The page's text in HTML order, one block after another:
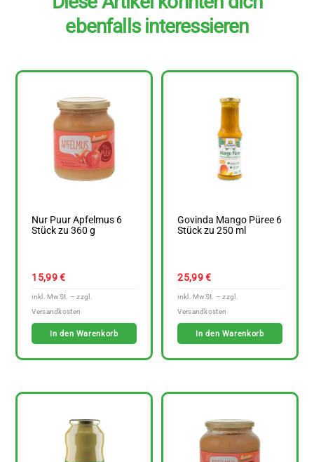
ebenfalls interessieren
Nur Puur Apfelmus 6
Stück zu 360 g
15,99€
In den Warenkorb
Govinda Mango Püree 6
Stück zu 250 ml
25,99€
In den Warenkorb